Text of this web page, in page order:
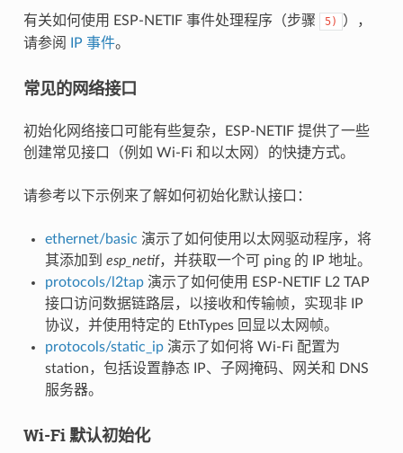
有关如何使用 ESP-NETIF 事件处理程序（步骤 5)
），
请参阅
IP 事件。
常见的网络接口
初始化网络接口可能有些复杂，ESP-NETIF 提供了一些
创建常见接口（例如 Wi-Fi 和以太网）的快捷方式。
请参考以下示例来了解如何初始化默认接口：
ethernet/basic 演示了如何使用以太网驱动程序，将
其添加到 esp_netif，并获取一个可 ping 的 IP 地址。
protocols/l2tap演示了如何使用 ESP-NETIF L2 TAP
接口访问数据链路层，以接收和传输帧，实现非 IP
协议，并使用特定的 EthTypes 回显以太网帧。
protocols/static_ip演示了如何将 Wi-Fi 配置为
station，包括设置静态 IP、子网掩码、网关和 DNS
服务器。
Wi-Fi 默认初始化